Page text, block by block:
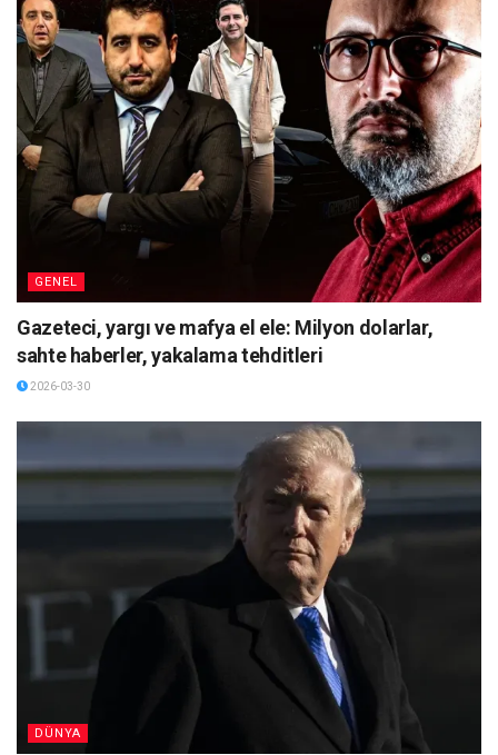
GENEL
Gazeteci, yargı ve mafya el ele: Milyon dolarlar,
sahte haberler, yakalama tehditleri
2026-03-30
DÜNYA